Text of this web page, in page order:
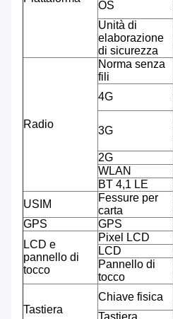
OS
Unità di
elaborazione
di sicurezza
Radio
Norma senza
fili
4G
3G
2G
WLAN
BT 4,1 LE
USIM
Fessure per
carta
GPS
GPS
LCD e
pannello di
tocco
Pixel LCD
LCD
Pannello di
tocco
Tastiera
Chiave fisica